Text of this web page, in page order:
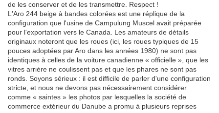
de les conserver et de les transmettre. Respect !
L'Aro 244 beige à bandes colorées est une réplique de la
configuration que l'usine de Campulung Muscel avait préparée
pour l'exportation vers le Canada. Les amateurs de détails
originaux noteront que les roues (ici, les roues typiques de 15
pouces adoptées par Aro dans les années 1980) ne sont pas
identiques à celles de la voiture canadienne « officielle », que les
vitres arrière ne coulissent pas et que les phares ne sont pas
ronds. Soyons sérieux : il est difficile de parler d'une configuration
stricte, et nous ne devons pas nécessairement considérer
comme « saintes » les photos par lesquelles la société de
commerce extérieur du Danube a promu à plusieurs reprises